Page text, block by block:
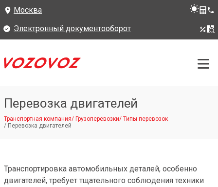
Москва
Электронный документооборот
Перевозка двигателей
Транспортная компания/ Грузоперевозки/ Типы перевозок
/ Перевозка двигателей
Транспортировка автомобильных деталей, особенно
двигателей, требует тщательного соблюдения техники